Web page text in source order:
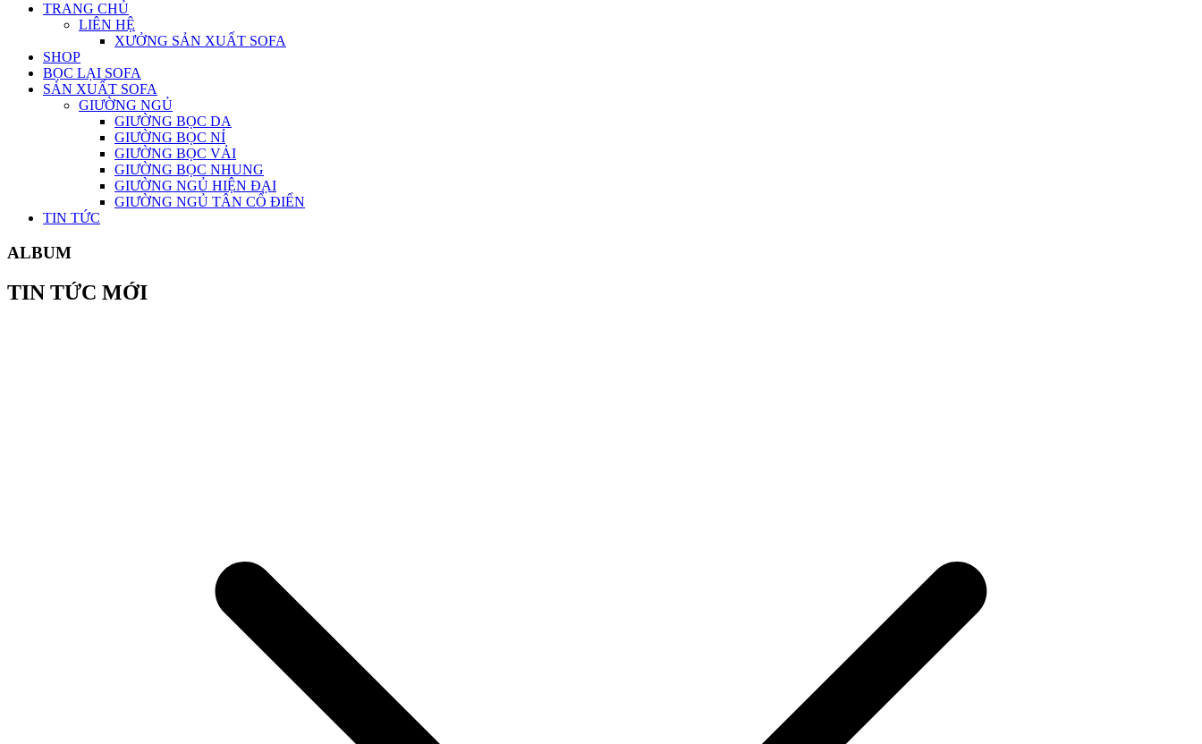
TRANG CHỦ
LIÊN HỆ
XƯỞNG SẢN XUẤT SOFA
SHOP
BỌC LẠI SOFA
SẢN XUẤT SOFA
GIƯỜNG NGỦ
GIƯỜNG BỌC DA
GIƯỜNG BỌC NỈ
GIƯỜNG BỌC VẢI
GIƯỜNG BỌC NHUNG
GIƯỜNG NGỦ HIỆN ĐẠI
GIƯỜNG NGỦ TÂN CỔ ĐIỂN
TIN TỨC
ALBUM
TIN TỨC MỚI